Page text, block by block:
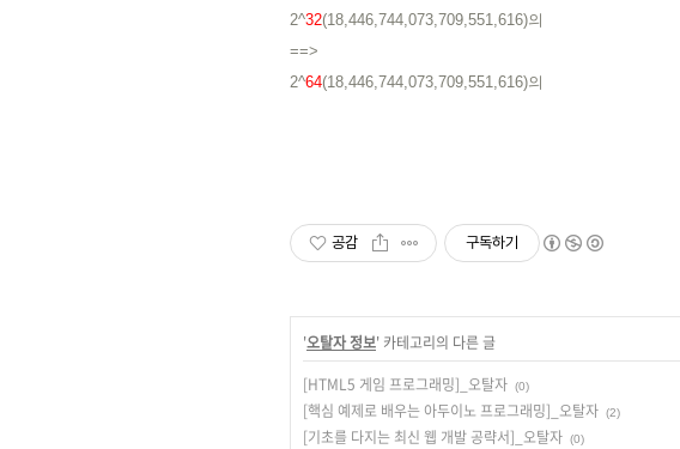
2^32(18,446,744,073,709,551,616)의
==>
2^64(18,446,744,073,709,551,616)의
공감 구독하기
'오탈자 정보' 카테고리의 다른 글
[HTML5 게임 프로그래밍]_오탈자 (0)
[핵심 예제로 배우는 아두이노 프로그래밍]_오탈자 (2)
[기초를 다지는 최신 웹 개발 공략서]_오탈자 (0)